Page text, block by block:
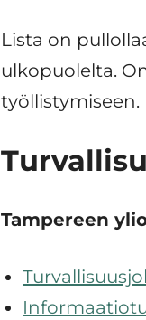
Lista on
ulkopuolelta.
työllistymiseen.
Tampereen